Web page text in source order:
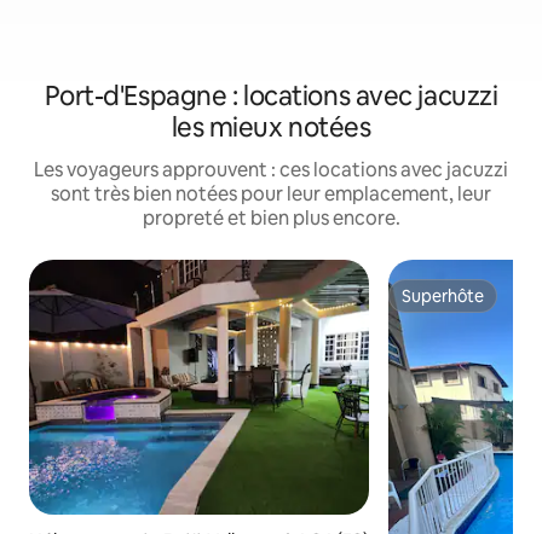
Port-d'Espagne : locations avec jacuzzi
les mieux notées
Les voyageurs approuvent : ces locations avec jacuzzi
sont très bien notées pour leur emplacement, leur
propreté et bien plus encore.
Superhôte
Superhôte